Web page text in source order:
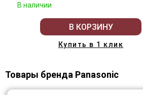
В наличии
В КОРЗИНУ
Купить в 1 клик
Товары бренда Panasonic